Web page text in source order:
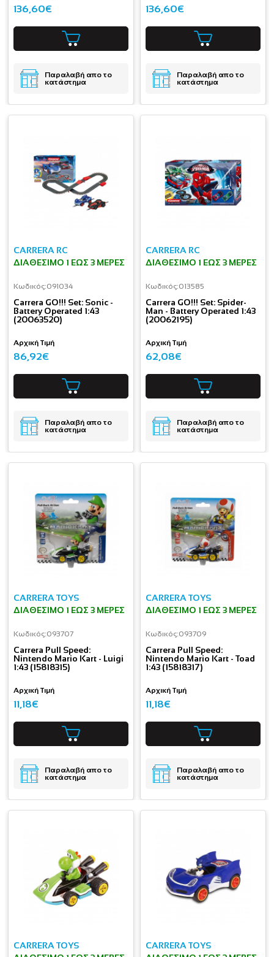
136,60€
Παραλαβή απο το
κατάστημα
136,60€
Παραλαβή απο το
κατάστημα
CARRERA RC
ΔΙΑΘΈΣΙΜΟ 1 ΕΩΣ 3 ΜΈΡΕΣ
Κωδικός:091034
Carrera GO!!! Set: Sonic -
Battery Operated 1:43
(20063520)
Αρχική Τιμή
86,92€
Παραλαβή απο το
κατάστημα
CARRERA RC
ΔΙΑΘΈΣΙΜΟ 1 ΕΩΣ 3 ΜΈΡΕΣ
Κωδικός:013585
Carrera GO!!! Set: Spider-
Man - Battery Operated 1:43
(20062195)
Αρχική Τιμή
62,08€
Παραλαβή απο το
κατάστημα
CARRERA TOYS
ΔΙΑΘΈΣΙΜΟ 1 ΕΩΣ 3 ΜΈΡΕΣ
Κωδικός:093707
Carrera Pull Speed:
Nintendo Mario Kart - Luigi
1:43 (15818315)
Αρχική Τιμή
11,18€
Παραλαβή απο το
κατάστημα
CARRERA TOYS
ΔΙΑΘΈΣΙΜΟ 1 ΕΩΣ 3 ΜΈΡΕΣ
Κωδικός:093709
Carrera Pull Speed:
Nintendo Mario Kart - Toad
1:43 (15818317)
Αρχική Τιμή
11,18€
Παραλαβή απο το
κατάστημα
CARRERA TOYS
CARRERA TOYS